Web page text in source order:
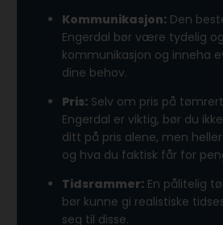
Kommunikasjon: Den
Engerdal bør være tydelig
kommunikasjon og inneha
dine behov.
Pris: Selv om pris på
Engerdal er viktig, bør du
ditt på pris alene, men
og hva du faktisk får for
Tidsrammer: En pålitelig
bør kunne gi realistiske
seg til disse.